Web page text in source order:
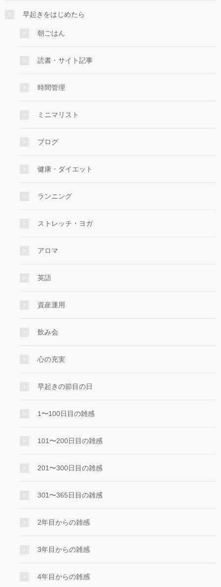
早起きをはじめたら
朝ごはん
読書・サイト記事
時間管理
ミニマリスト
ブログ
健康・ダイエット
ランニング
ストレッチ・ヨガ
アロマ
英語
資産運用
飲み会
心の充実
早起きの節目の日
1〜100日目の雑感
101〜200日目の雑感
201〜300日目の雑感
301〜365日目の雑感
2年目からの雑感
3年目からの雑感
4年目からの雑感